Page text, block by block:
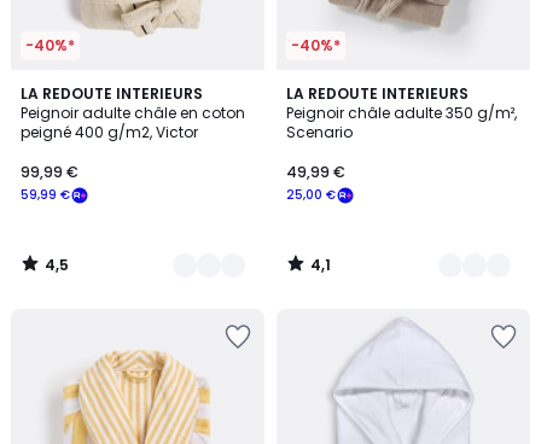
-40%*
LA REDOUTE INTERIEURS
Peignoir adulte châle en coton
peigné 400 g/m2, Victor
59,99 €
99,99 €
4,5
/ 5
4
Couleurs
4,5
/
-40%*
LA REDOUTE INTERIEURS
Peignoir châle adulte 350 g/m²,
Scenario
25,00 €
49,99 €
4,1
/ 5
5
Couleurs
4,1
/